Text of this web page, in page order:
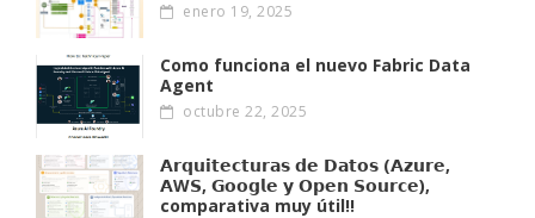
enero 19, 2025
Como funciona el nuevo Fabric Data
Agent
octubre 22, 2025
𝗔𝗿𝗾𝘂𝗶𝘁𝗲𝗰𝘁𝘂𝗿𝗮𝘀 𝗱𝗲 𝗗𝗮𝘁𝗼𝘀 (𝗔𝘇𝘂𝗿𝗲,
𝗔W𝗦, 𝗚𝗼𝗼𝗴𝗹𝗲 𝘆 𝗢𝗽𝗲𝗻 𝗦𝗼𝘂𝗿𝗰𝗲),
comparativa muy útil!!